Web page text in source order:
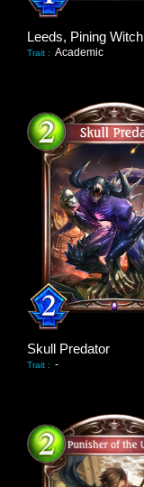
Leeds, Pining Witch
Trait : Academic
Skull Predator
Trait : -